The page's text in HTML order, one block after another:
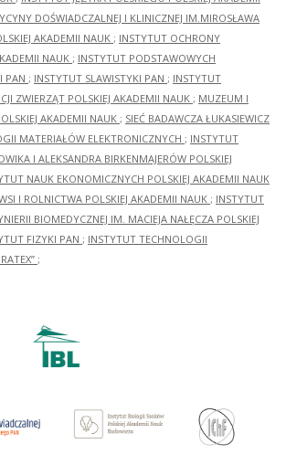
DOŚWIADCZALNEJ I KLINICZNEJ IM.MIROSŁAWA
AKADEMII NAUK ; INSTYTUT OCHRONY
NAUK ; INSTYTUT PODSTAWOWYCH
PAN ; INSTYTUT SLAWISTYKI PAN ; INSTYTUT
ZWIERZĄT POLSKIEJ AKADEMII NAUK ; MUZEUM I
AKADEMII NAUK ; SIEĆ BADAWCZA ŁUKASIEWICZ
MATERIAŁÓW ELEKTRONICZNYCH ; INSTYTUT
I ALEKSANDRA BIRKENMAJERÓW POLSKIEJ
NAUK EKONOMICZNYCH POLSKIEJ AKADEMII NAUK
I ROLNICTWA POLSKIEJ AKADEMII NAUK ; INSTYTUT
BIOMEDYCZNEJ IM. MACIEJA NAŁĘCZA POLSKIEJ
FIZYKI PAN ; INSTYTUT TECHNOLOGII
;